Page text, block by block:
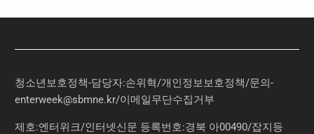
청소년보호정책-담당자:손위혁/개인정보보호정책/문의-
enterweek@sbmne.kr/이메일무단수집거부
제호:엔터위크/인터넷신문 등록번호:경북 아00490/잡지등